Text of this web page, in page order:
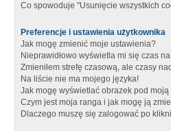
Co spowoduje "Usunięcie wszystkich
Preferencje i ustawienia użytkownika
Jak mogę zmienić moje ustawienia?
Nieprawidłowo wyświetla mi się czas
Zmieniłem strefę czasową, ale czasy
Na liście nie ma mojego języka!
Jak mogę wyświetlać obrazek pod
Czym jest moja ranga i jak mogę ją
Dlaczego muszę się zalogować po